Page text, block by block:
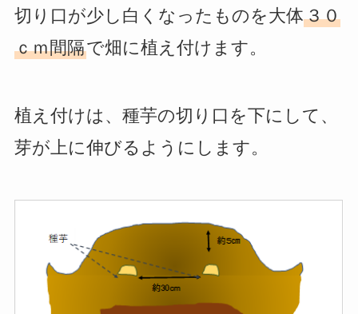
切り口が少し白くなったものを大体３０
ｃｍ間隔で畑に植え付けます。
植え付けは、種芋の切り口を下にして、
芽が上に伸びるようにします。